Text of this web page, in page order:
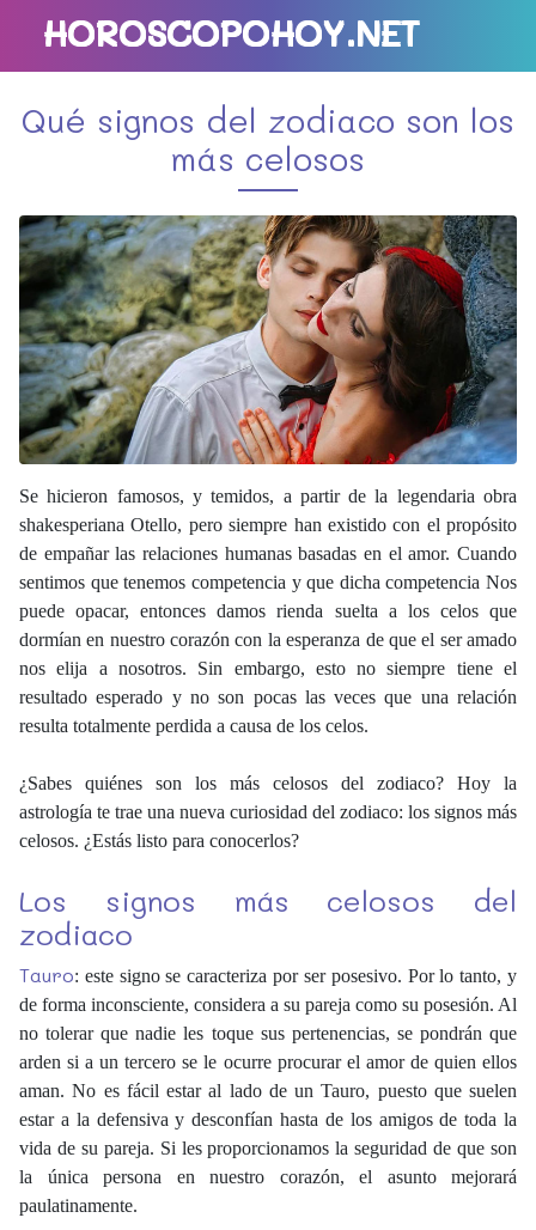
HOROSCOPOHOY.NET
Qué signos del zodiaco son los
más celosos
Se hicieron famosos, y temidos, a partir de la legendaria obra
shakesperiana Otello, pero siempre han existido con el propósito
de empañar las relaciones humanas basadas en el amor. Cuando
sentimos que tenemos competencia y que dicha competencia Nos
puede opacar, entonces damos rienda suelta a los celos que
dormían en nuestro corazón con la esperanza de que el ser amado
nos elija a nosotros. Sin embargo, esto no siempre tiene el
resultado esperado y no son pocas las veces que una relación
resulta totalmente perdida a causa de los celos.
¿Sabes quiénes son los más celosos del zodiaco? Hoy la
astrología te trae una nueva curiosidad del zodiaco: los signos más
celosos. ¿Estás listo para conocerlos?
Los signos más celosos del
zodiaco
Tauro: este signo se caracteriza por ser posesivo. Por lo tanto, y
de forma inconsciente, considera a su pareja como su posesión. Al
no tolerar que nadie les toque sus pertenencias, se pondrán que
arden si a un tercero se le ocurre procurar el amor de quien ellos
aman. No es fácil estar al lado de un Tauro, puesto que suelen
estar a la defensiva y desconfían hasta de los amigos de toda la
vida de su pareja. Si les proporcionamos la seguridad de que son
la única persona en nuestro corazón, el asunto mejorará
paulatinamente.